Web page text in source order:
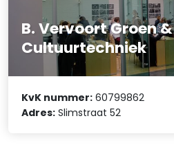
B. Vervoort Groen &
Cultuurtechniek
KvK nummer: 60799862
Adres: Slimstraat 52